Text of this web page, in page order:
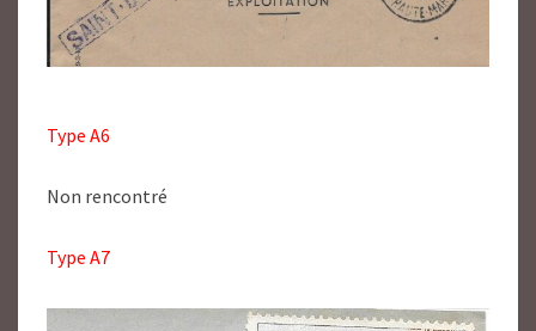
Type A6
Non rencontré
Type A7